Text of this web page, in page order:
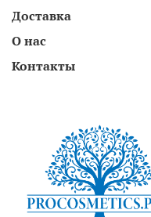
Доставка
О нас
Контакты